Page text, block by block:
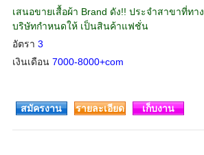
เสนอขายเสื้อผ้า Brand ดัง!! ประจำสาขาที่ทาง
บริษัทกำหนดให้ เป็นสินค้าแฟชั่น
อัตรา 3
เงินเดือน 7000-8000+com
สมัครงาน
รายละเอียด เก็บงาน